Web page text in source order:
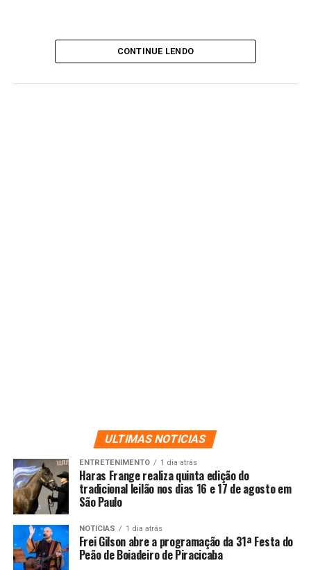
CONTINUE LENDO
ULTIMAS NOTICIAS
ENTRETENIMENTO 1 dia atrás
Haras Frange realiza quinta edição do
tradicional leilão nos dias 16 e 17 de agosto em
São Paulo
NOTICIAS 1 dia atrás
Frei Gilson abre a programação da 31ª Festa do
Peão de Boiadeiro de Piracicaba